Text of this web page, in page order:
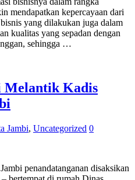
mendapatkan kepercayaan dari
yang dilakukan juga dalam
kualitas yang sepadan dengan
sehingga …
Melantik Kadis
Jambi, Uncategorized 0
penandatanganan disaksikan